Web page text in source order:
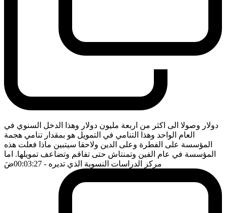
دولار وصولا الى اكثر من اربعة مليون دولار وهذا الدخل السنوي في
العام الواحد وهذا التنامي في التمويل هو بمقدار تنامي هجمة
المؤسسة على الفطرة وعلى الدين ولاحقا سيتبين ماذا فعلت هذه
المؤسسة في عام الفين وتمنتاش حتى تفاقم وتضاعف تمويلها. اما
مركز الدراسات النسوية الذي تديره - 00:03:27 ضَ